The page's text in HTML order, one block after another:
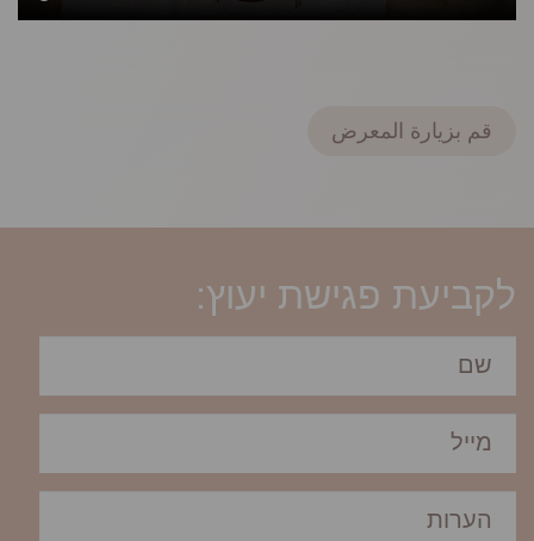
قم بزيارة المعرض
לקביעת פגישת יעוץ: